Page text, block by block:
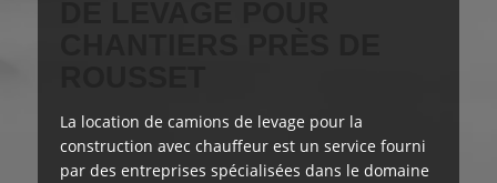
La location de camions de levage pour la
construction avec chauffeur est un service fourni
par des entreprises spécialisées dans le domaine